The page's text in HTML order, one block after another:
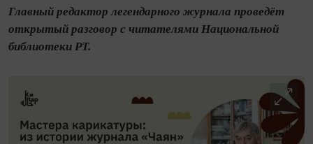
Главный редактор легендарного журнала проведёт
открытый разговор с читателями Национальной
библиотеки РТ.